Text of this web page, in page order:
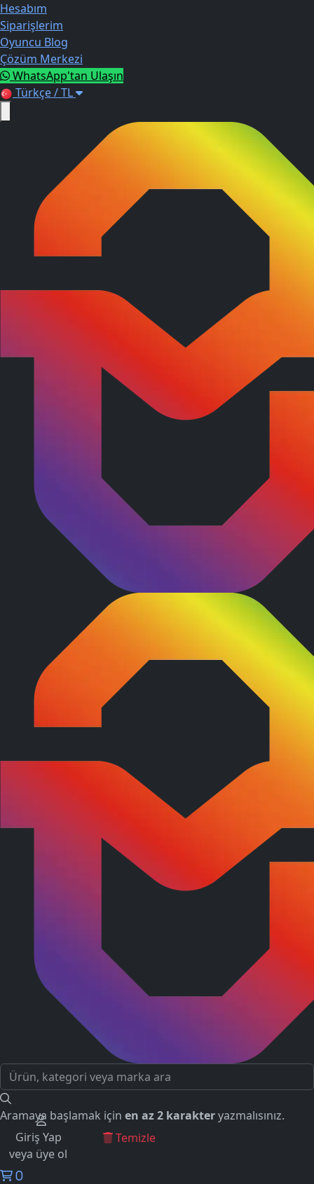
Hesabım
Siparişlerim
Oyuncu Blog
Çözüm Merkezi
WhatsApp'tan Ulaşın
Türkçe / TL
Aramaya başlamak için en az 2 karakteryazmalısınız.
GEÇMİŞ ARAMALAR
Temizle
Giriş Yap
veya üye ol
0